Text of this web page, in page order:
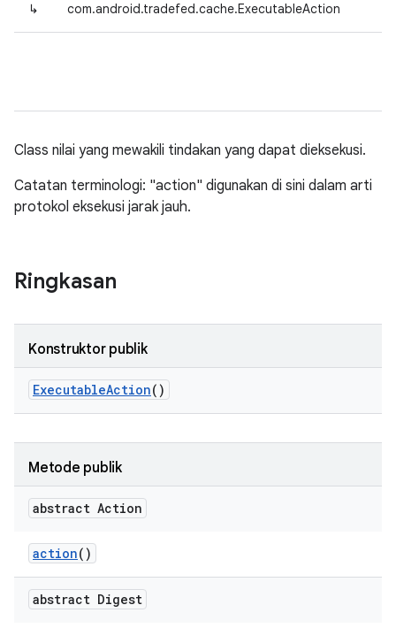
↳ com.android.tradefed.cache.ExecutableAction
Class nilai yang mewakili tindakan yang dapat dieksekusi.
Catatan terminologi: "action" digunakan di sini dalam arti
protokol eksekusi jarak jauh.
Ringkasan
Konstruktor publik
ExecutableAction()
Metode publik
abstract Action
action()
abstract Digest